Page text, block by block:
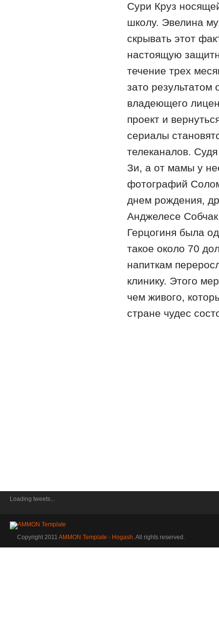
Сури Круз
школу. Эвелина
скрывать этот
настоящую
течение трех
зато результатом
владеющего
проект и
сериалы
телеканалов.
Зи, а от мамы у
фотографий
днем рождения,
Анджелесе
Герцогиня была
такое около 70
напиткам
клинику. Этого
чем живого,
стране чудес
Loading tweets...
Copyright 2011 AMMON Template - Hogash. All rights reserved.